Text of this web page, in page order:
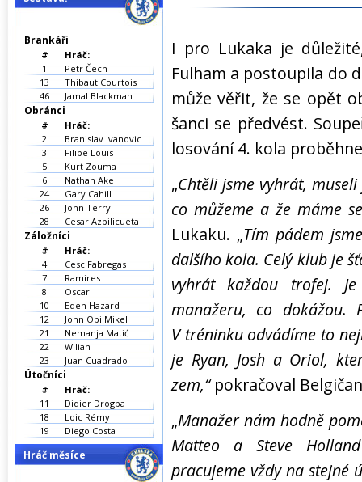
I pro Lukaka je
Fulham a postoupila do
může věřit, že se opět
šanci se předvést.
losování 4. kola
„Chtěli jsme vyhrát,
co můžeme a že máme
Lukaku. „Tím pádem
dalšího kola. Celý klub je
vyhrát každou trofej.
manažeru, co
V tréninku odvádíme to
je Ryan, Josh a Oriol,
zem,“pokračoval
„Manažer nám hodně
Matteo a Steve
pracujeme vždy na stejné
Brankáři
#
Hráč:
1
Petr Čech
13
Thibaut Courtois
46
Jamal Blackman
Obránci
#
Hráč:
2
Branislav Ivanovic
3
Filipe Louis
5
Kurt Zouma
6
Nathan Ake
24
Gary Cahill
26
John Terry
28
Cesar Azpilicueta
Záložníci
#
Hráč:
4
Cesc Fabregas
7
Ramires
8
Oscar
10
Eden Hazard
12
John Obi Mikel
21
Nemanja Matić
22
Wilian
23
Juan Cuadrado
Útočníci
#
Hráč:
11
Didier Drogba
18
Loic Rémy
19
Diego Costa
Hráč měsíce